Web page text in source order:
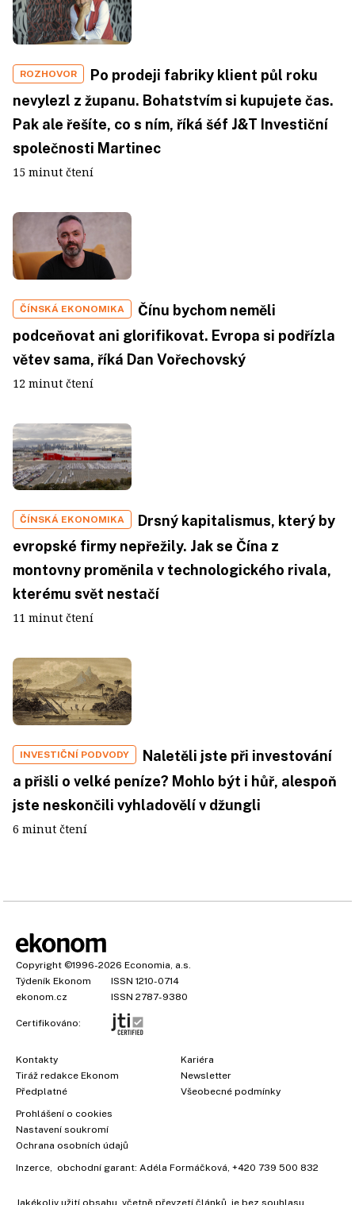
ROZHOVOR
Po prodeji fabriky klient půl roku
nevylezl z županu. Bohatstvím si kupujete čas.
Pak ale řešíte, co s ním, říká šéf J&T Investiční
společnosti Martinec
15 minut čtení
ČÍNSKÁ EKONOMIKA
Čínu bychom neměli
podceňovat ani glorifikovat. Evropa si podřízla
větev sama, říká Dan Vořechovský
12 minut čtení
ČÍNSKÁ EKONOMIKA
Drsný kapitalismus, který by
evropské firmy nepřežily. Jak se Čína z
montovny proměnila v technologického rivala,
kterému svět nestačí
11 minut čtení
INVESTIČNÍ PODVODY
Naletěli jste při investování
a přišli o velké peníze? Mohlo být i hůř, alespoň
jste neskončili vyhladovělí v džungli
6 minut čtení
Copyright ©1996-2026 Economia, a.s.
Týdeník Ekonom
ISSN 1210-0714
ekonom.cz
ISSN 2787-9380
Certifikováno:
Kontakty
Tiráž redakce Ekonom
Předplatné
Kariéra
Newsletter
Všeobecné podmínky
Prohlášení o cookies
Nastavení soukromí
Ochrana osobních údajů
Inzerce , obchodní garant: Adéla Formáčková +420 739 500 832
Jakékoliv užití obsahu, včetně převzetí článků, je bez souhlasu